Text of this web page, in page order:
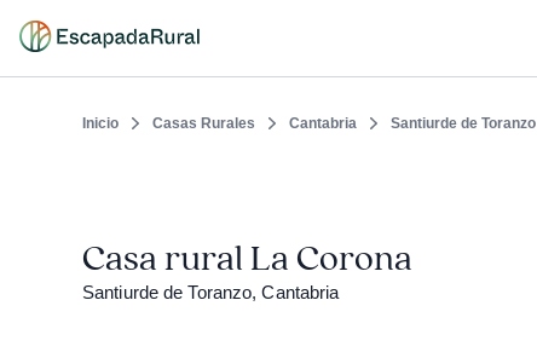
Inicio Casas Rurales Cantabria Santiurde de Toranzo
Casa rural La Corona
Santiurde de Toranzo, Cantabria